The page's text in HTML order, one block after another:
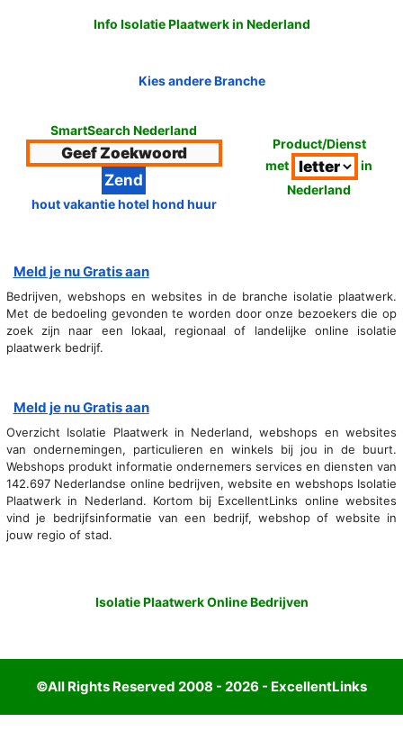
Info Isolatie Plaatwerk in Nederland
Kies andere Branche
SmartSearch Nederland
hout vakantie hotel hond huur
Product/Dienst
met
in
Nederland
Meld je nu Gratis aan
Bedrijven, webshops en websites in de branche isolatie plaatwerk.
Met de bedoeling gevonden te worden door onze bezoekers die op
zoek zijn naar een lokaal, regionaal of landelijke online isolatie
plaatwerk bedrijf.
Meld je nu Gratis aan
Overzicht Isolatie Plaatwerk in Nederland, webshops en websites
van ondernemingen, particulieren en winkels bij jou in de buurt.
Webshops produkt informatie ondernemers services en diensten van
142.697 Nederlandse online bedrijven, website en webshops Isolatie
Plaatwerk in Nederland. Kortom bij ExcellentLinks online websites
vind je bedrijfsinformatie van een bedrijf, webshop of website in
jouw regio of stad.
Isolatie Plaatwerk Online Bedrijven
©All Rights Reserved 2008 - 2026 - ExcellentLinks